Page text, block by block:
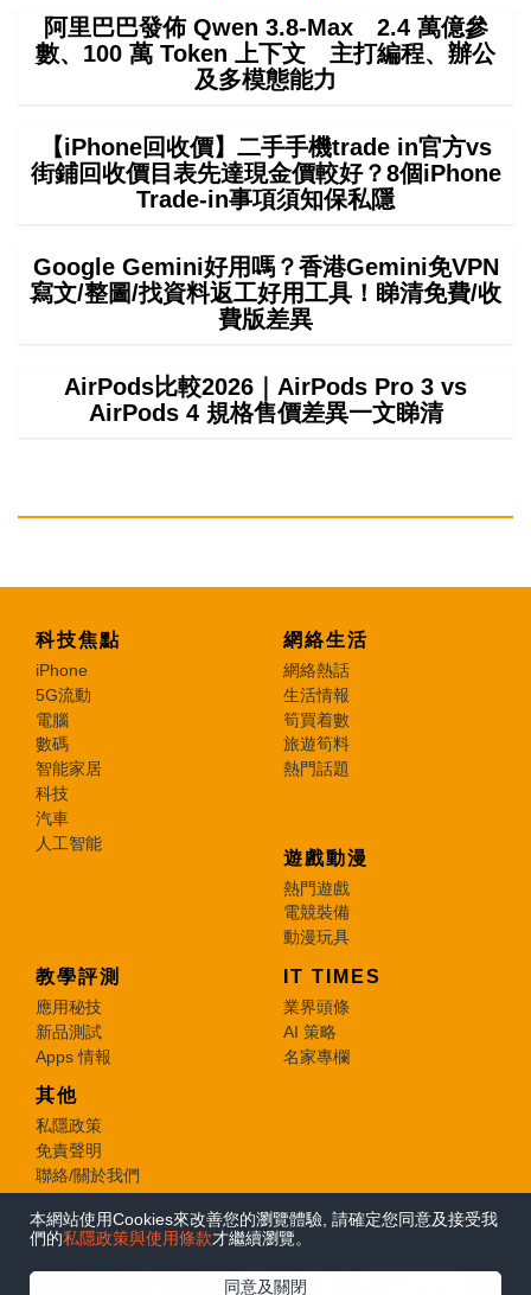
本網站使用Cookies來改善您的瀏覽體驗, 請確定您同意及接受我
們的私隱政策與使用條款才繼續瀏覽。
同意及關閉
阿里巴巴發佈 Qwen 3.8-Max 2.4 萬億參
數、100 萬 Token 上下文 主打編程、辦公
及多模態能力
【iPhone回收價】二手手機trade in官方vs
街鋪回收價目表先達現金價較好？8個iPhone
Trade-in事項須知保私隱
Google Gemini好用嗎？香港Gemini免VPN
寫文/整圖/找資料返工好用工具！睇清免費/收
費版差異
AirPods比較2026｜AirPods Pro 3 vs
AirPods 4 規格售價差異一文睇清
科技焦點
iPhone
5G流動
電腦
數碼
智能家居
科技
汽車
人工智能
網絡生活
網絡熱話
生活情報
筍買着數
旅遊筍料
熱門話題
遊戲動漫
熱門遊戲
電競裝備
動漫玩具
教學評測
應用秘技
新品測試
Apps 情報
IT TIMES
業界頭條
AI 策略
名家專欄
其他
私隱政策
免責聲明
聯絡/關於我們
© 2026 e-zone. All Rights Reserved.